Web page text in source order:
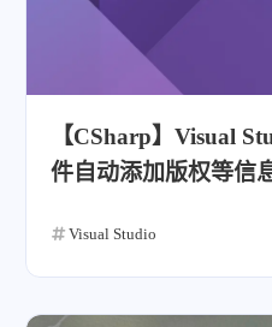
【CSharp】Visual
件自动添加版权等信
Visual Studio